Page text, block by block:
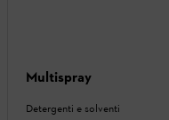
Multispray
Detergenti e solventi